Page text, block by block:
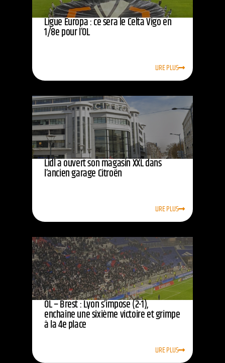
Ligue Europa : ce sera le Celta Vigo en
1/8e pour l’OL
LIRE PLUS
Lidl a ouvert son magasin XXL dans
l’ancien garage Citroën
LIRE PLUS
OL – Brest : Lyon s’impose (2-1),
enchaîne une sixième victoire et grimpe
à la 4e place
LIRE PLUS